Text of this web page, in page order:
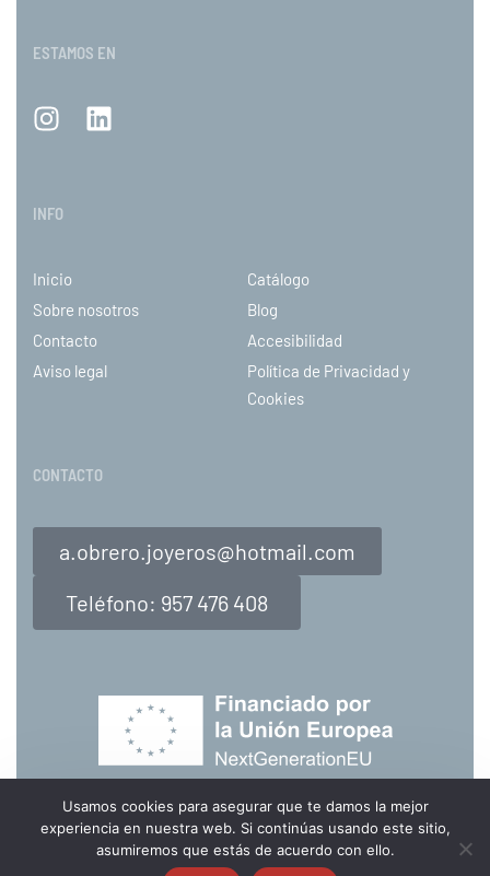
ESTAMOS EN
INFO
Inicio
Catálogo
Sobre nosotros
Blog
Contacto
Accesibilidad
Aviso legal
Política de Privacidad y
Cookies
CONTACTO
a.obrero.joyeros@hotmail.com
Teléfono: 957 476 408
Usamos cookies para personalizar el uso de la página para cada cliente. Si continúa
navegando por la página, entenderemos que acepta estas cookies.
Usamos cookies para asegurar que te damos la mejor
experiencia en nuestra web. Si continúas usando este sitio,
asumiremos que estás de acuerdo con ello.